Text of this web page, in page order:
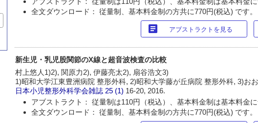
全文ダウンロード： 従量制、基本料金制の方共に770円(税込) です。
article アブストラクトを見る
新生児・乳児股関節のX線と超音波検査の比較
村上悠人1)2), 関原力2), 伊藤亮太2), 扇谷浩文3)
1)昭和大学江東豊洲病院 整形外科, 2)昭和大学藤が丘病院 整形外科, 3)お
日本小児整形外科学会雑誌 25 (1) 16-20, 2016.
アブストラクト： 従量制は110円（税込）、基本料金制は基本料金に
全文ダウンロード： 従量制、基本料金制の方共に770円(税込) です。